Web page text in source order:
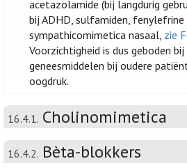
acetazolamide (bij langdurig
bij ADHD, sulfamiden, fenylefrine
sympathicomimetica nasaal, zie
Voorzichtigheid is dus geboden
geneesmiddelen bij oudere
oogdruk.
16.4.1. Cholinomimetica
16.4.2. Bèta-blokkers